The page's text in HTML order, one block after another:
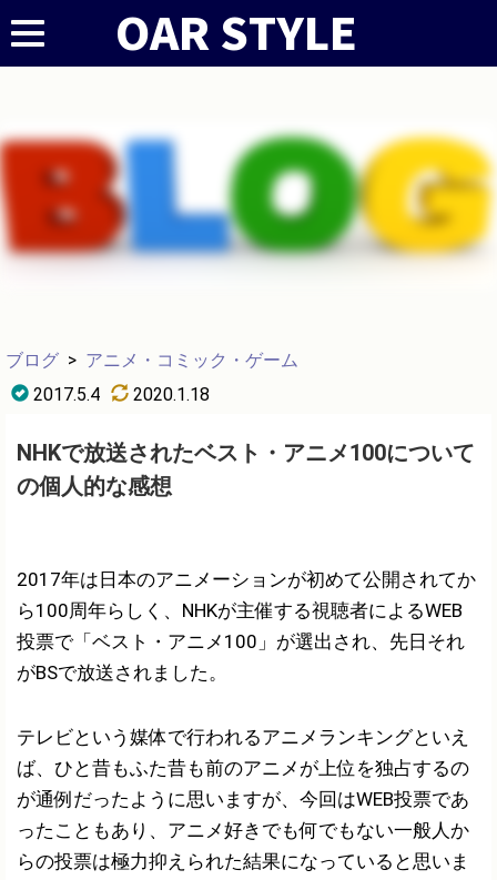
ブログ > アニメ・コミック・ゲーム
2017.5.4
2020.1.18
NHKで放送されたベスト・アニメ100について
の個人的な感想
2017年は日本のアニメーションが初めて公開されてか
ら100周年らしく、NHKが主催する視聴者によるWEB
投票で「ベスト・アニメ100」が選出され、先日それ
がBSで放送されました。
テレビという媒体で行われるアニメランキングといえ
ば、ひと昔もふた昔も前のアニメが上位を独占するの
が通例だったように思いますが、今回はWEB投票であ
ったこともあり、アニメ好きでも何でもない一般人か
らの投票は極力抑えられた結果になっていると思いま